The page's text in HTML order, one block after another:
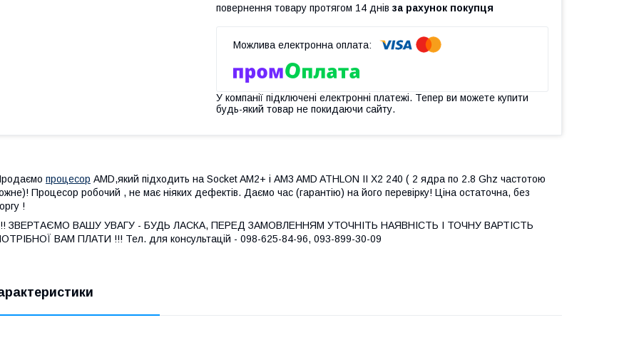
повернення товару протягом 14 днів за рахунок покупця
У компанії підключені електронні платежі. Тепер ви можете купити
будь-який товар не покидаючи сайту.
процесор AMD,який підходить на Socket AM2+ і AM3 AMD ATHLON II X2 240 ( 2 ядра по 2.8 Ghz частотою
Процесор робочий , не має ніяких дефектів. Даємо час (гарантію) на його перевірку! Ціна остаточна, без
!
ЗВЕРТАЄМО ВАШУ УВАГУ - БУДЬ ЛАСКА, ПЕРЕД ЗАМОВЛЕННЯМ УТОЧНІТЬ НАЯВНІСТЬ І ТОЧНУ ВАРТІСТЬ
ВАМ ПЛАТИ !!! Тел. для консультацій - 098-625-84-96, 093-899-30-09